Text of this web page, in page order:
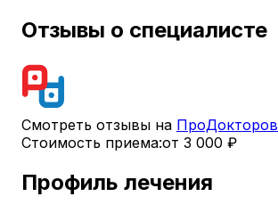
Отзывы о специалисте
Смотреть отзывы на ПроДокторов
Стоимость приема:от 3 000 ₽
Профиль лечения